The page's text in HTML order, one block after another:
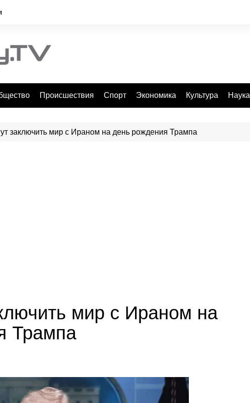
Происшествия Спорт Экономика Культура Наука
заключить мир с Ираном на день рождения Трампа
мир с Ираном на
Трампа